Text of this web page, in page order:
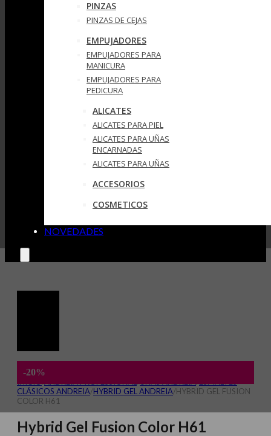
PINZAS
PINZAS DE CEJAS
EMPUJADORES
EMPUJADORES PARA
MANICURA
EMPUJADORES PARA
PEDICURA
ALICATES
ALICATES PARA PIEL
ALICATES PARA UÑAS
ENCARNADAS
ALICATES PARA UÑAS
ACCESORIOS
COSMETICOS
NOVEDADES
-20%
CLÁSICOS ANDREIA/HYBRID GEL ANDREIA/HYBRID GEL FUSION
COLOR H61
Hybrid Gel Fusion Color H61